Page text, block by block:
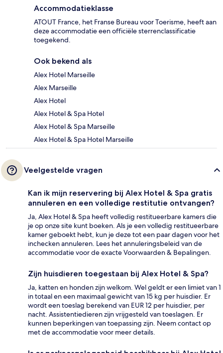
Accommodatieklasse
ATOUT France, het Franse Bureau voor Toerisme, heeft aan
deze accommodatie een officiële sterrenclassificatie
toegekend.
Ook bekend als
Alex Hotel Marseille
Alex Marseille
Alex Hotel
Alex Hotel & Spa Hotel
Alex Hotel & Spa Marseille
Alex Hotel & Spa Hotel Marseille
Veelgestelde vragen
Kan ik mijn reservering bij Alex Hotel & Spa gratis
annuleren en een volledige restitutie ontvangen?
Ja, Alex Hotel & Spa heeft volledig restitueerbare kamers die
je op onze site kunt boeken. Als je een volledig restitueerbare
kamer geboekt hebt, kun je deze tot een paar dagen voor het
inchecken annuleren. Lees het annuleringsbeleid van de
accommodatie voor de exacte Voorwaarden & Bepalingen.
Zijn huisdieren toegestaan bij Alex Hotel & Spa?
Ja, katten en honden zijn welkom. Wel geldt er een limiet van 1
in totaal en een maximaal gewicht van 15 kg per huisdier. Er
wordt een toeslag berekend van EUR 12 per huisdier, per
nacht. Assistentiedieren zijn vrijgesteld van toeslagen. Er
kunnen beperkingen van toepassing zijn. Neem contact op
met de accommodatie voor meer details.